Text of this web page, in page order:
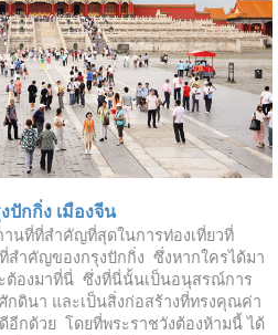
ปักกิ่ง เมืองจีน
นที่ที่สำคัญที่สุดในการท่องเที่ยวที่
สำคัญของกรุงปักกิ่ง ซึ่งหากใครได้มา
ะต้องมาที่นี่ ซึ่งที่นี่นั้นเป็นอนุสรณ์การ
กดินา และเป็นสิ่งก่อสร้างที่ทรงคุณค่า
อีกด้วย โดยที่พระราชวังต้องห้ามนี้ ได้